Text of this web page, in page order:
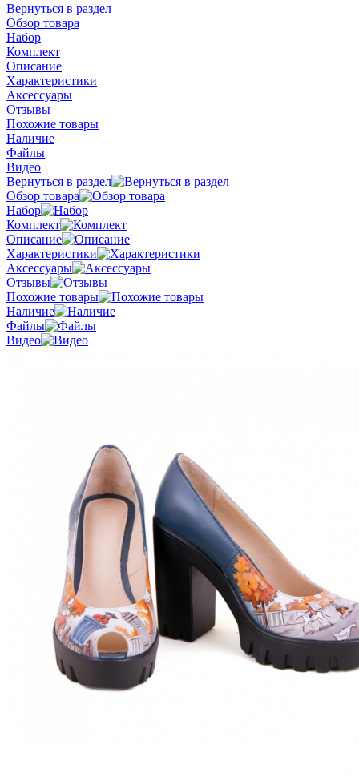
Вернуться в раздел
Обзор товара
Набор
Комплект
Описание
Характеристики
Аксессуары
Отзывы
Похожие товары
Наличие
Файлы
Видео
Вернуться в раздел
Обзор товара
Набор
Комплект
Описание
Характеристики
Аксессуары
Отзывы
Похожие товары
Наличие
Файлы
Видео